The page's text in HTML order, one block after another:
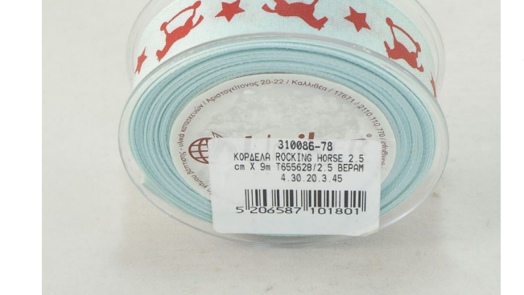
ΚΕΡΑΜΙΚΟΙ ΑΡΩΜΑΤΙΣΤΕΣ
ΞΥΛΙΝΑ ΓΙΑ ΔΙΑΚΟΣΜΗΣΗ
ΑΝΑΠΤΗΡΕΣ
ΒΑΣΕΙΣ ΚΕΡΙΩΝ
ΑΡΩΜΑΤΙΣΤΕΣ
ΒΑΣΕΙΣ ΚΕΡΙΩΝ
ΕΝΤΟΜΟΑΠΩΘΗΤΙΚΑ ΓΙΑ ΚΟΥΝΟΥΠΙΑ
CITRONELLA ΑΝΤΙΚΟΥΝΟΥΠΙΚΑ
Επικοινωνία